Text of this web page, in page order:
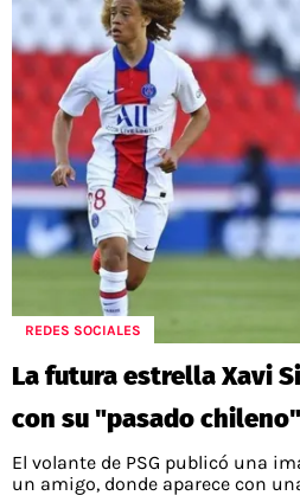
REDES SOCIALES
La futura estrella Xavi
con su "pasado chileno"
El volante de PSG publicó una
un amigo, donde aparece con